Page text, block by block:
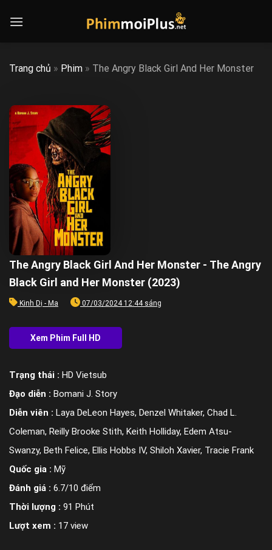
Trang chủ » Phim » The Angry Black Girl And Her Monster
The Angry Black Girl And Her Monster - The Angry
Black Girl and Her Monster (2023)
Kinh Dị - Ma 07/03/2024 12:44 sáng
Trạng thái : HD Vietsub
Đạo diễn : Bomani J. Story
Diễn viên : Laya DeLeon Hayes, Denzel Whitaker, Chad L.
Coleman, Reilly Brooke Stith, Keith Holliday, Edem Atsu-
Swanzy, Beth Felice, Ellis Hobbs IV, Shiloh Xavier, Tracie Frank
Quốc gia : Mỹ
Đánh giá : 6.7/10 điểm
Thời lượng : 91 Phút
Lượt xem : 17 view